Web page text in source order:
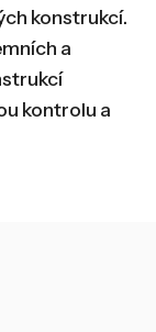
konstrukcí.
a
kontrolu a